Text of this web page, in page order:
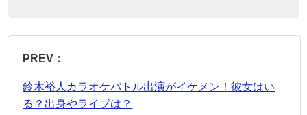
PREV：
鈴木裕人カラオケバトル出演がイケメン！彼女はい
る？出身やライブは？